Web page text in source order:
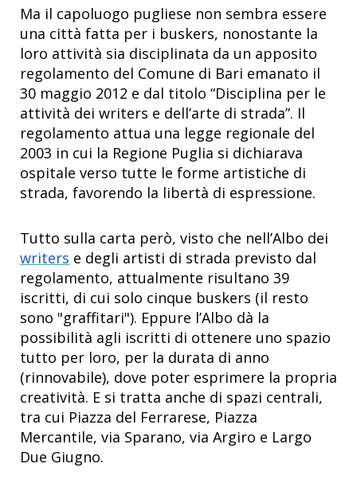
Ma il capoluogo pugliese non sembra essere
una città fatta per i buskers, nonostante la
loro attività sia disciplinata da un apposito
regolamento del Comune di Bari emanato il
30 maggio 2012 e dal titolo “Disciplina per le
attività dei writers e dell’arte di strada”. Il
regolamento attua una legge regionale del
2003 in cui la Regione Puglia si dichiarava
ospitale verso tutte le forme artistiche di
strada, favorendo la libertà di espressione.
Tutto sulla carta però, visto che nell’Albo dei
writers e degli artisti di strada previsto dal
regolamento, attualmente risultano 39
iscritti, di cui solo cinque buskers (il resto
sono "graffitari"). Eppure l’Albo dà la
possibilità agli iscritti di ottenere uno spazio
tutto per loro, per la durata di anno
(rinnovabile), dove poter esprimere la propria
creatività. E si tratta anche di spazi centrali,
tra cui Piazza del Ferrarese, Piazza
Mercantile, via Sparano, via Argiro e Largo
Due Giugno.